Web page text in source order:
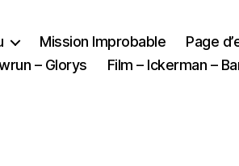
Mission Improbable Page
– Glorys Film – Ickerman –